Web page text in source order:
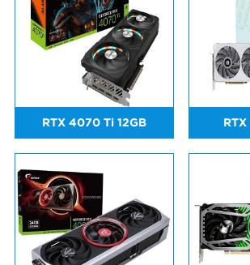
RTX 4070 Ti 12GB